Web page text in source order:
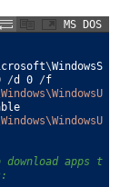
MS DOS
\WindowsS
/d 0 /f
apps t